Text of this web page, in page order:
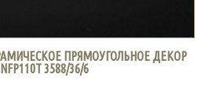
ПРЯМОУГОЛЬНОЕ ДЕКОР
NFP110T 3588/36/6